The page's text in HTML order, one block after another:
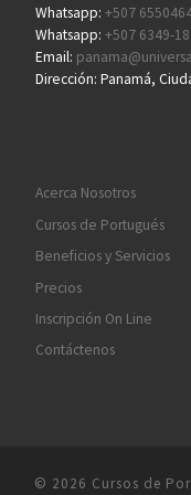
Whatsapp: +507
Whatsapp: +507 6349-
Email:
Dirección: Panamá,
Acerca Nosotros
Cursos de Portugués
Beneficios y Servicios
Precios
Inscripción On Line
Contáctenos
© 2026 Cursos de